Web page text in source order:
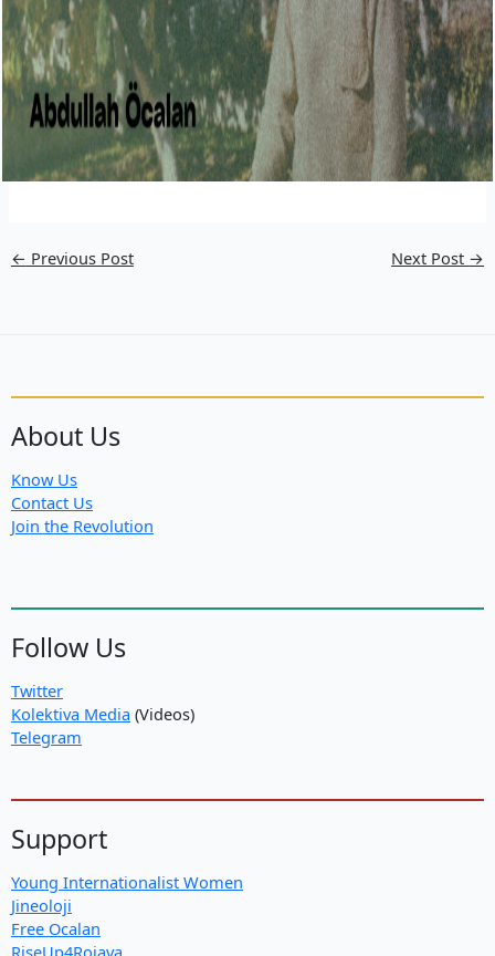
← Previous Post Next Post →
About Us
Know Us
Contact Us
Join the Revolution
Follow Us
Twitter
Kolektiva Media (Videos)
Telegram
Support
Young Internationalist Women
Jineoloji
Free Ocalan
RiseUp4Rojava